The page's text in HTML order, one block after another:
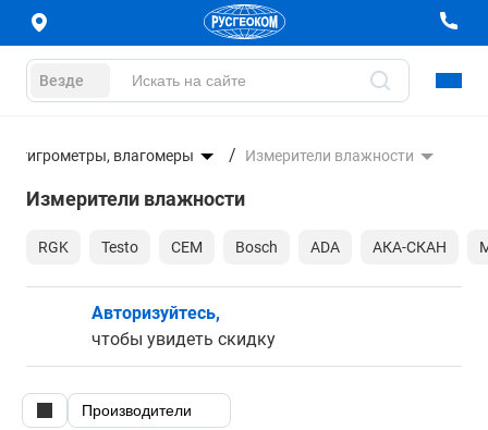
Везде
влагомеры Измерители влажности
Измерители влажности
RGK Testo CEM Bosch ADA АКА-СКАН
Авторизуйтесь,
чтобы увидеть скидку
Производители